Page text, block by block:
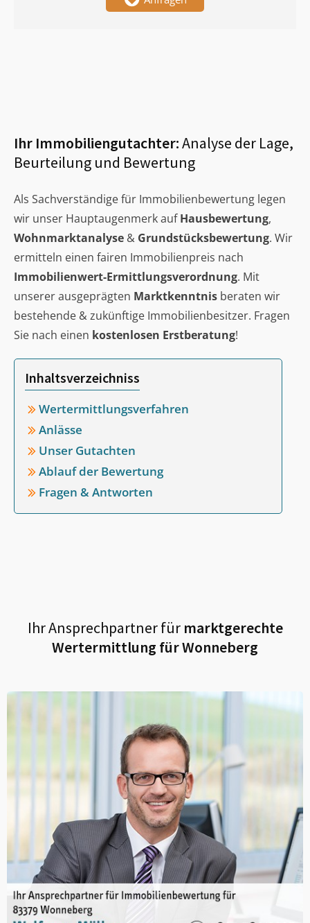
Ihr Immobiliengutachter:Analyse der Lage,
Beurteilung und Bewertung
Als Sachverständige für Immobilienbewertung legen
wir unser Hauptaugenmerk aufHausbewertung,
Wohnmarktanalyse & Grundstücksbewertung. Wir
ermitteln einen fairen Immobilienpreis nach
Immobilienwert-Ermittlungsverordnung. Mit
unserer ausgeprägten Marktkenntnis beraten wir
bestehende & zukünftige Immobilienbesitzer. Fragen
Sie nach einen kostenlosen Erstberatung!
Inhaltsverzeichniss
Wertermittlungsverfahren
Anlässe
Unser Gutachten
Ablauf der Bewertung
Fragen & Antworten
Ihr Ansprechpartner fürmarktgerechte
Wertermittlung fürWonneberg